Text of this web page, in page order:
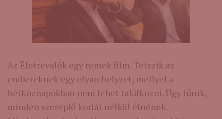
Az Életrevalók egy remek film. Tetszik az
embereknek egy olyan helyzet, mellyel a
hétköznapokban nem lehet találkozni. Úgy tűnik,
minden szereplő korlát nélkül élnének.